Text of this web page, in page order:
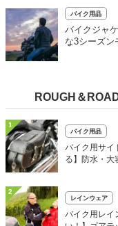
バイク用品
バイクジャ
な3シーズン
ROUGH＆
1
バイク用品
バイク用サイ
る】防水・大
2
レインウェア
バイク用レイ